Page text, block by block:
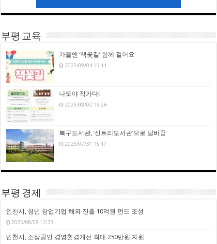
부평 교육
가을엔 ‘책꽃길’ 함께 걸어요
2025/09/04 15:11
나도야 작가다!
2025/08/02 16:26
북구도서관, ‘신트리도서관’으로 탈바꿈
2025/07/31 15:17
부평 경제
인천시, 청년 창업기업 해외 진출 10억원 펀드 조성
2025/08/08 12:23
인천시, 소상공인 경영환경개선 최대 250만원 지원